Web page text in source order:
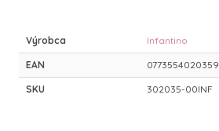
Výrobca Infantino
EAN 0773554020359
SKU 302035-00INF